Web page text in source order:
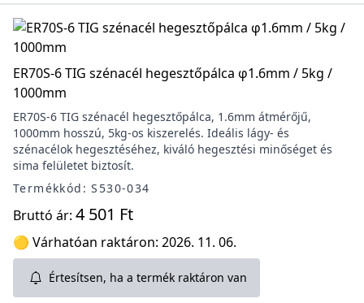
ER70S-6 TIG szénacél hegesztőpálca φ1.6mm / 5kg /
1000mm
ER70S-6 TIG szénacél hegesztőpálca, 1.6mm átmérőjű,
1000mm hosszú, 5kg-os kiszerelés. Ideális lágy- és
szénacélok hegesztéséhez, kiváló hegesztési minőséget és
sima felületet biztosít.
Termékkód: S530-034
Bruttó ár: 4 501 Ft
🟡 Várhatóan raktáron: 2026. 11. 06.
Értesítsen, ha a termék raktáron van